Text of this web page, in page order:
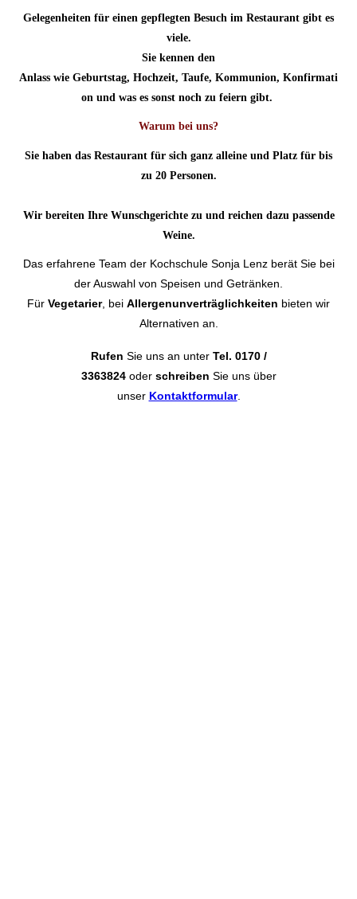
Gelegenheiten für einen gepflegten Besuch im Restaurant gibt es
viele.
Sie kennen den
Anlass wie Geburtstag, Hochzeit, Taufe, Kommunion, Konfirmati
on und was es sonst noch zu feiern gibt.
Warum bei uns?
Sie haben das Restaurant für sich ganz alleine und Platz für bis
zu 20 Personen.
Wir bereiten Ihre Wunschgerichtezu und reichen dazu passende
Weine.
Das erfahrene Team der Kochschule Sonja Lenz berät Sie bei
der Auswahl von Speisen und Getränken.
Für Vegetarier, bei Allergenunverträglichkeiten bieten wir
Alternativen an.
Rufen Sie uns an unter Tel. 0170 /
3363824oder schreiben Sie uns über
unser Kontaktformular.